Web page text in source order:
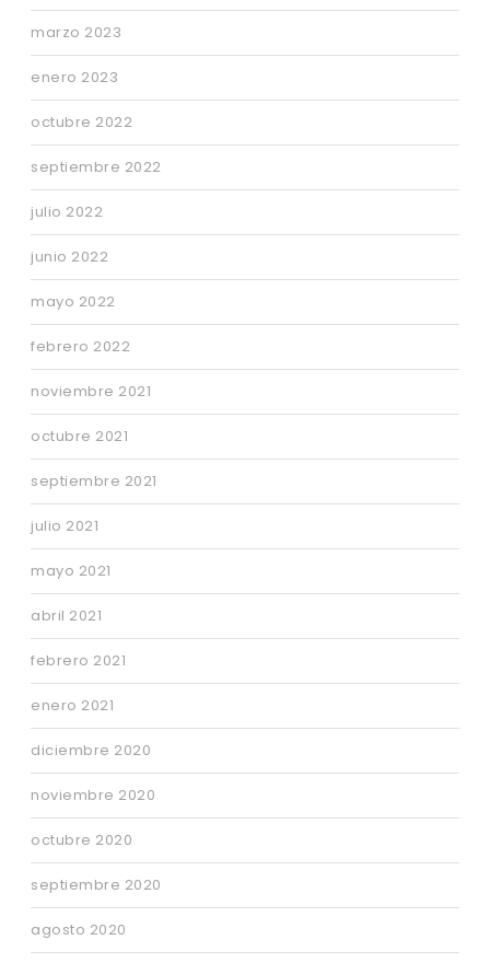
marzo 2023
enero 2023
octubre 2022
septiembre 2022
julio 2022
junio 2022
mayo 2022
febrero 2022
noviembre 2021
octubre 2021
septiembre 2021
julio 2021
mayo 2021
abril 2021
febrero 2021
enero 2021
diciembre 2020
noviembre 2020
octubre 2020
septiembre 2020
agosto 2020